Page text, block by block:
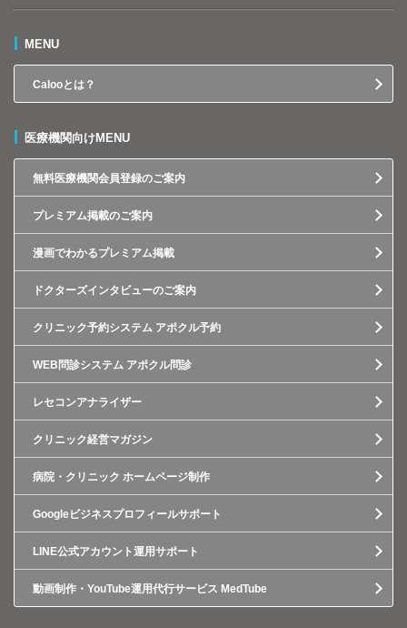
MENU
Calooとは？
医療機関向けMENU
無料医療機関会員登録のご案内
プレミアム掲載のご案内
漫画でわかるプレミアム掲載
ドクターズインタビューのご案内
クリニック予約システム アポクル予約
WEB問診システム アポクル問診
レセコンアナライザー
クリニック経営マガジン
病院・クリニック ホームページ制作
Googleビジネスプロフィールサポート
LINE公式アカウント運用サポート
動画制作・YouTube運用代行サービス MedTube